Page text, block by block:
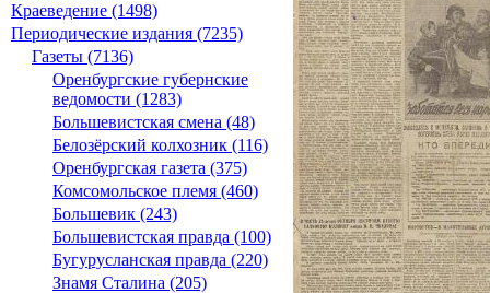
Краеведение (1498)
Периодические издания (7235)
Газеты (7136)
Оренбургские губернские
ведомости (1283)
Большевистская смена (48)
Белозёрский колхозник (116)
Оренбургская газета (375)
Комсомольское племя (460)
Большевик (243)
Большевистская правда (100)
Бугурусланская правда (220)
Знамя Сталина (205)